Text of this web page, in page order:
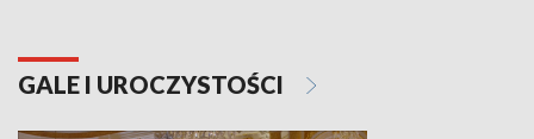
GALE I UROCZYSTOŚCI